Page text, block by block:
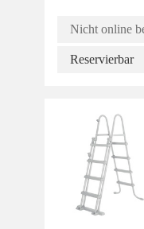
Nicht online
Reservierbar